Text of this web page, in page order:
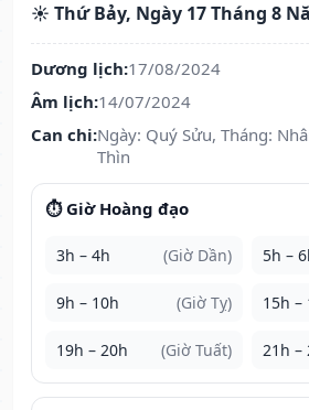
☀️ Thứ Bảy, Ngày 17 Tháng 8
Dương lịch:17/08/2024
Âm lịch:14/07/2024
Can chi:Ngày: Quý Sửu, Tháng:
Thìn
⏱️ Giờ Hoàng đạo
3h – 4h (Giờ Dần) 5h –
9h – 10h (Giờ Tỵ) 15h –
19h – 20h (Giờ Tuất) 21h –